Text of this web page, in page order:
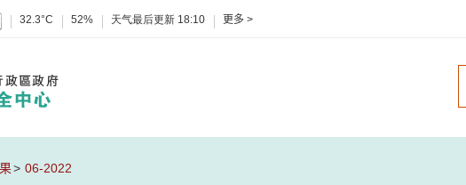
32.3°C 52% 天气最后更新 18:10 更多 >
06-2022